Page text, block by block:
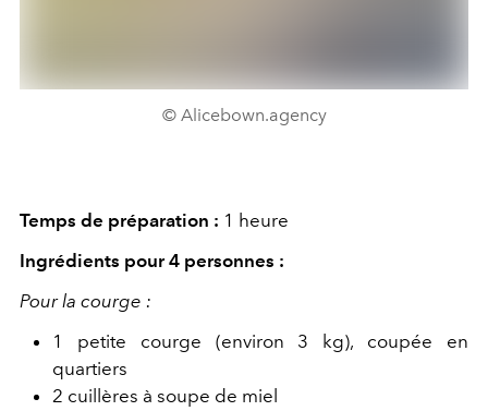
© Alicebown.agency
Temps de préparation : 1 heure
Ingrédients pour 4 personnes :
Pour la courge :
1 petite courge (environ 3 kg), coupée en
quartiers
2 cuillères à soupe de miel